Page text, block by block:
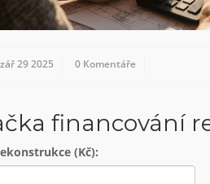
zář 29 2025 0 Komentáře
financování
(Kč):